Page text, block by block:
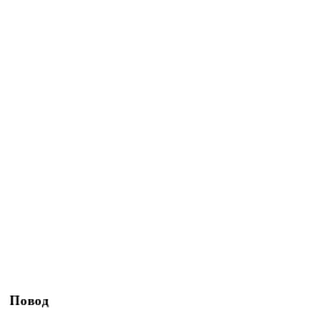
Повод